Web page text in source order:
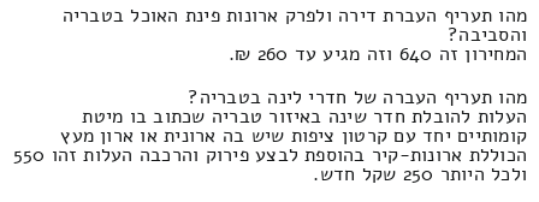
מהו תעריף העברת דירה ולפרק ארונות פינת האוכל בטבריה
והסביבה?
המחירון זה 640 וזה מגיע עד 260 ₪.
מהו תעריף העברה של חדרי לינה בטבריה?
העלות להובלת חדר שינה באיזור טבריה שכתוב בו מיטת
קומותיים יחד עם קרטון ציפות שיש בה ארונית או ארון מעץ
הכוללת ארונות-קיר בהוספת לבצע פירוק והרכבה העלות זהו 550
ולכל היותר 250 שקל חדש.